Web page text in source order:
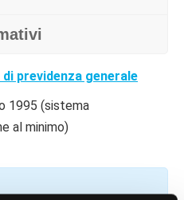
previdenza generale
1995 (sistema
al minimo)